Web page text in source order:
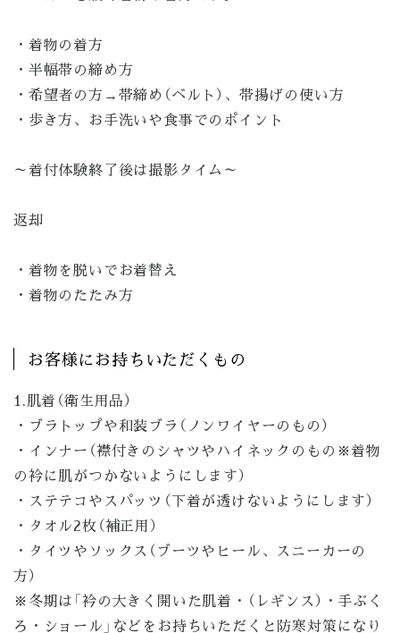
・着物の着方
・半幅帯の締め方
・希望者の方→帯締め（ベルト）、帯揚げの使い方
・歩き方、お手洗いや食事でのポイント
～着付体験終了後は撮影タイム～
返却
・着物を脱いでお着替え
・着物のたたみ方
お客様にお持ちいただくもの
1.肌着（衛生用品）
・ブラトップや和装ブラ（ノンワイヤーのもの）
・インナー（襟付きのシャツやハイネックのもの※着物
の衿に肌がつかないようにします）
・ステテコやスパッツ（下着が透けないようにします）
・タオル2枚（補正用）
・タイツやソックス（ブーツやヒール、スニーカーの
方）
※冬期は「衿の大きく開いた肌着・（レギンス）・手ぶく
ろ・ショール」などをお持ちいただくと防寒対策になり